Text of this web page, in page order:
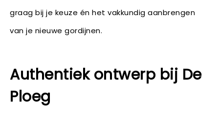
graag bij je keuze én het vakkundig aanbrengen
van je nieuwe gordijnen.
Authentiek ontwerp bij De
Ploeg